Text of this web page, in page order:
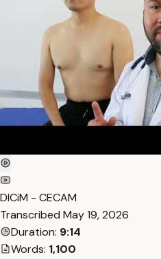
DICiM - CECAM
Transcribed May 19, 2026
Duration: 9:14
Words: 1,100